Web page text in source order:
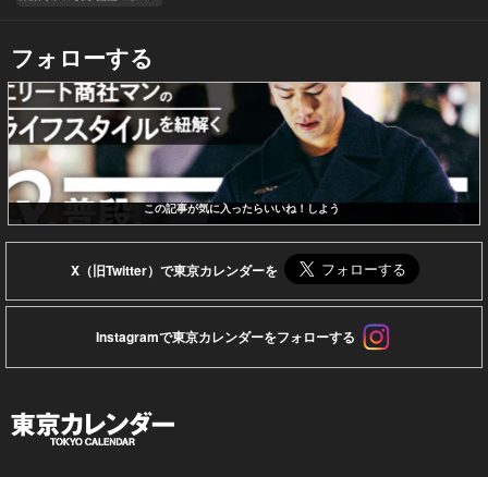
フォローする
この記事が気に入ったらいいね！しよう
X（旧Twitter）で東京カレンダーを
Instagramで東京カレンダーをフォローする